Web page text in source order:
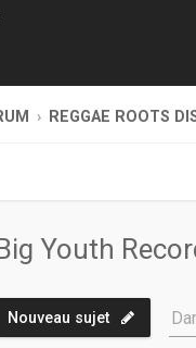
REGGAE ROOTS
Youth
Nouveau sujet